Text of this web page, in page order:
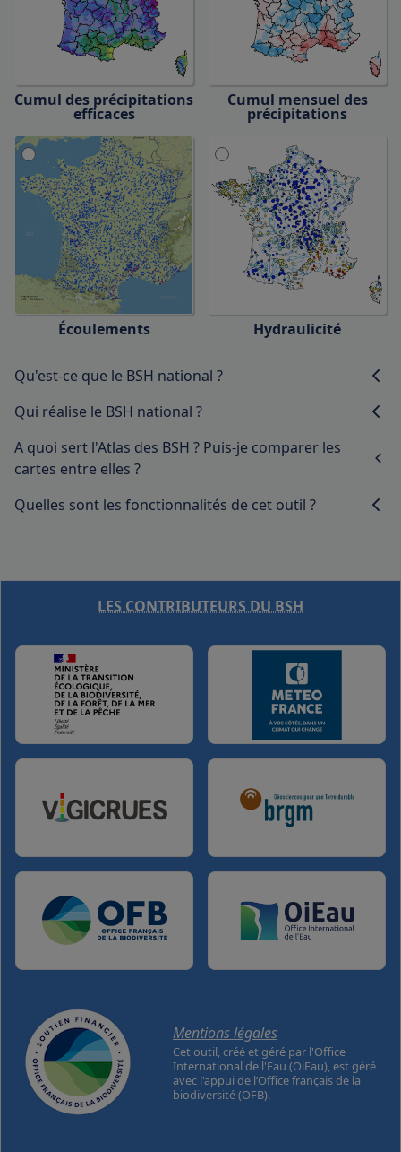
Cumul des précipitations
efficaces
Cumul mensuel des
précipitations
Écoulements Hydraulicité
Qu'est-ce que le BSH national ?
Qui réalise le BSH national ?
A quoi sert l'Atlas des BSH ? Puis-je comparer les
cartes entre elles ?
Quelles sont les fonctionnalités de cet outil ?
LES CONTRIBUTEURS DU BSH
Mentions légales
Cet outil, créé et géré par l'Office
International de l'Eau (OiEau), est géré
avec l'appui de l’Office français de la
biodiversité(OFB).